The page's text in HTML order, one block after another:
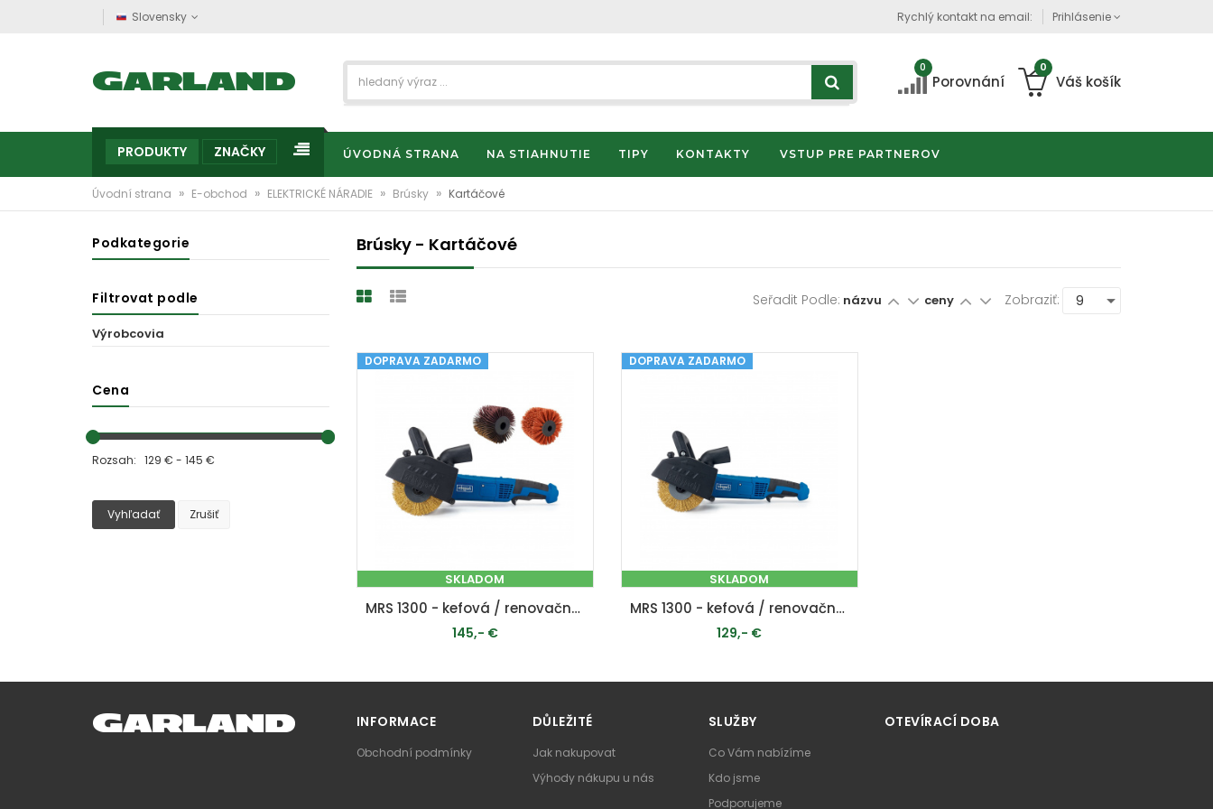
Slovensky Rychlý kontakt na email: Prihlásenie
0
Porovnání
0
Váš košík
PRODUKTY ZNAČKY ÚVODNÁ STRANA NA STIAHNUTIE TIPY KONTAKTY VSTUP PRE PARTNEROV
Úvodní strana » E-obchod » ELEKTRICKÉ NÁRADIE » Brúsky » Kartáčové
Brúsky - Kartáčové
Zobraziť:
Seřadit Podle: názvu ceny
DOPRAVA ZADARMO
SKLADOM
MRS 1300 - kefová / renovačná brúska + nylonový a šmirgľová kefa K80
145,- €
PRIDAŤ DO KOŠÍKA
DOPRAVA ZADARMO
SKLADOM
MRS 1300 - kefová / renovačná brúska
129,- €
PRIDAŤ DO KOŠÍKA
Podkategorie
Filtrovat podle
Výrobcovia
Cena
Rozsah: 129 € - 145 €
Vyhľadať Zrušiť
INFORMACE
Obchodní podmínky
DŮLEŽITÉ
Jak nakupovat
Výhody nákupu u nás
SLUŽBY
Co Vám nabízíme
Kdo jsme
Podporujeme
OTEVÍRACÍ DOBA